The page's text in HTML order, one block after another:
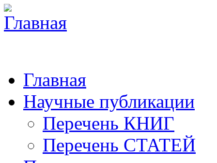
Главная
Научные публикации
Перечень КНИГ
Перечень СТАТЕЙ